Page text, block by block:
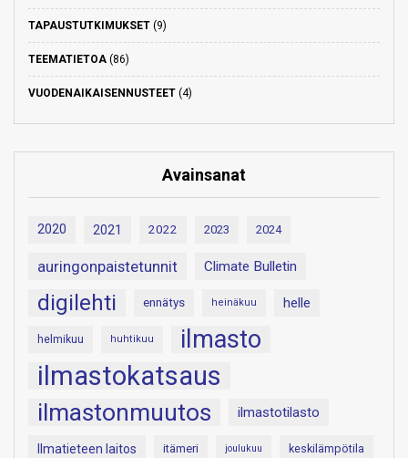
TAPAUSTUTKIMUKSET (9)
TEEMATIETOA (86)
VUODENAIKAISENNUSTEET (4)
Avainsanat
2020 2021 2022 2023 2024
auringonpaistetunnit Climate Bulletin
digilehti ennätys heinäkuu helle
helmikuu huhtikuu ilmasto
ilmastokatsaus
ilmastonmuutos ilmastotilasto
Ilmatieteen laitos itämeri joulukuu keskilämpötila